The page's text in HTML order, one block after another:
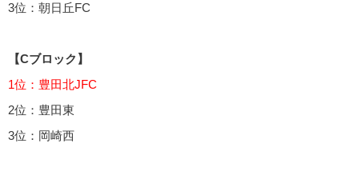
3位：朝日丘FC
【Cブロック】
1位：豊田北JFC
2位：豊田東
3位：岡崎西